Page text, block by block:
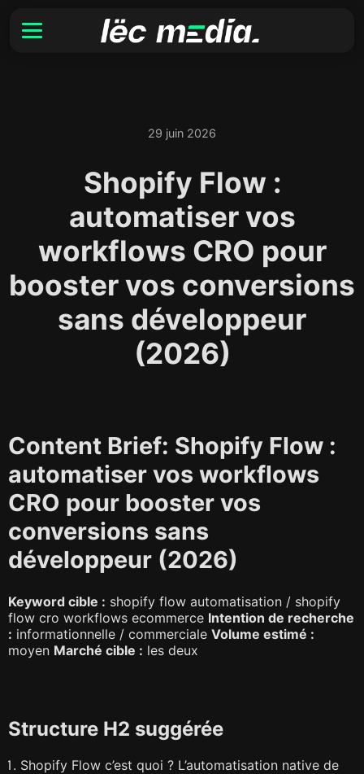
29 juin 2026
Shopify Flow :
automatiser vos
workflows CRO pour
booster vos conversions
sans développeur
(2026)
Content Brief: Shopify Flow :
automatiser vos workflows
CRO pour booster vos
conversions sans
développeur (2026)
Keyword cible : shopify flow automatisation / shopify
flow cro workflows ecommerce Intention de recherche
: informationnelle / commerciale Volume estimé :
moyen Marché cible : les deux
Structure H2 suggérée
Shopify Flow c’est quoi ? L’automatisation native de